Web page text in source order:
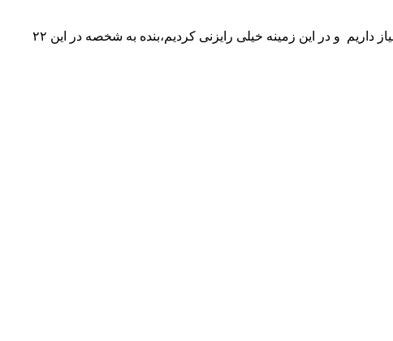
این مربی خواستار توجه ویژه مسئولان ورزش استان به این رشته ورزشی شد و گفت:برای ورزش قهرمانی زمین پنجاه تا ۱۰۰ متر نیاز داریم و در این زمینه خیلی رایزنی کردیم،بنده به شخصه در این ۲۲